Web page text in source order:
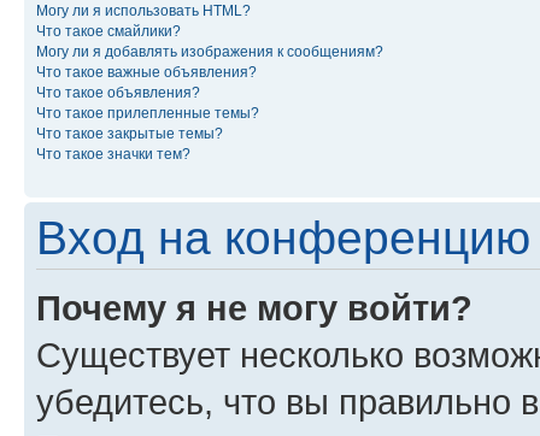
Могу ли я использовать HTML?
Что такое смайлики?
Могу ли я добавлять изображения к сообщениям?
Что такое важные объявления?
Что такое объявления?
Что такое прилепленные темы?
Что такое закрытые темы?
Что такое значки тем?
Вход на конференцию
Почему я не могу войти?
Существует несколько
убедитесь, что вы правильно